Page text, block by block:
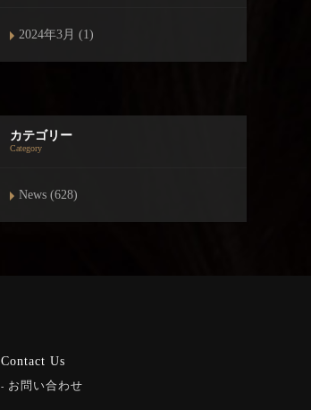
2024年3月 (1)
カテゴリー
Category
News (628)
Contact Us
お問い合わせ